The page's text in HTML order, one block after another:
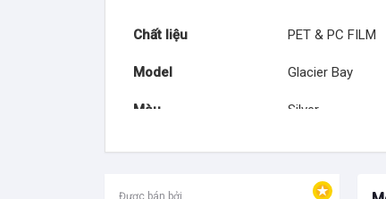
Chất liệu PET & PC FILM
Model Glacier Bay
Màu Silver
3.9kg
Được bán bởi